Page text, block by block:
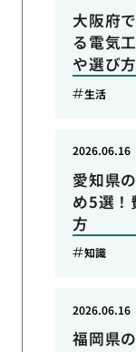
大阪府
る電気
や選び
生活
愛知県
め5選！
方
2026.06.16
知識
福岡県
2026.06.16